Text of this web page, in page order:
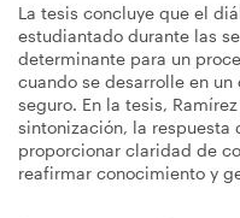
La tesis concluye que el
estudiantado durante las
determinante para un
cuando se desarrolle en
seguro. En la tesis,
sintonización, la
proporcionar claridad de
reafirmar conocimiento y